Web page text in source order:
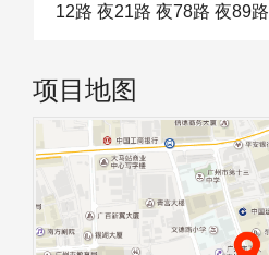
12路 夜21路 夜78路 夜89路
项目地图